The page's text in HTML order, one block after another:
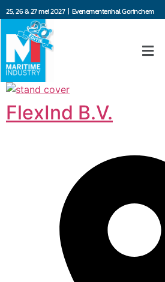
25, 26 & 27 mei 2027 | Evenementenhal Gorinchem
FlexInd B.V.